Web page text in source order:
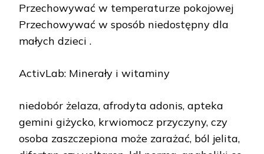
Przechowywać w temperaturze pokojowej
Przechowywać w sposób niedostępny dla
małych dzieci .
ActivLab: Minerały i witaminy
niedobór żelaza, afrodyta adonis, apteka
gemini giżycko, krwiomocz przyczyny, czy
osoba zaszczepiona może zarażać, ból jelita,